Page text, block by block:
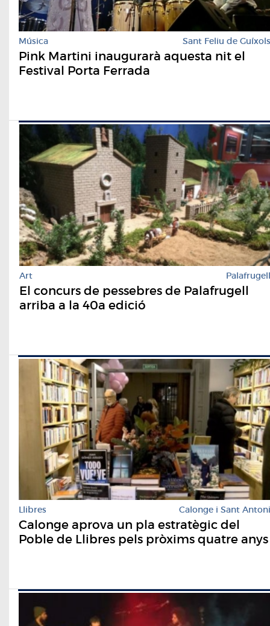
Música Sant Feliu de Guíxols
Pink Martini inaugurarà aquesta nit el
Festival Porta Ferrada
Art Palafrugell
El concurs de pessebres de Palafrugell
arriba a la 40a edició
Llibres Calonge i Sant Antoni
Calonge aprova un pla estratègic del
Poble de Llibres pels pròxims quatre anys